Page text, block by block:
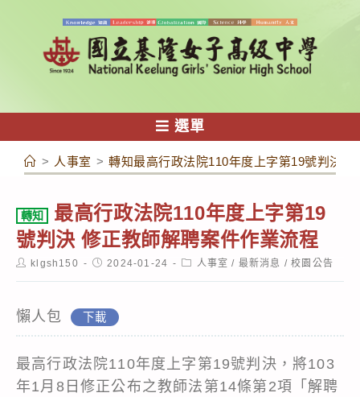
容
選單
> 人事室 > 轉知最高行政法院110年度上字第19號判決
轉知
最高行政法院110年度上字第19
號判決 修正教師解聘案件作業流程
Postklgsh150
Post2024-01-24
Post人事室 / 最新消息 / 校園公告
懶人包 下載
最高行政法院110年度上字第19號判決，將103
年1月8日修正公布之教師法第14條第2項「解聘